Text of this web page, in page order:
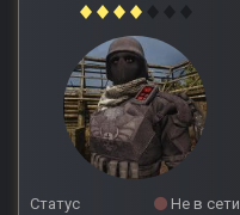
Статус
Не в сети